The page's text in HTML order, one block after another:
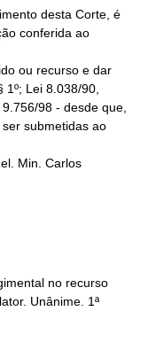
no recurso
Unânime. 1ª